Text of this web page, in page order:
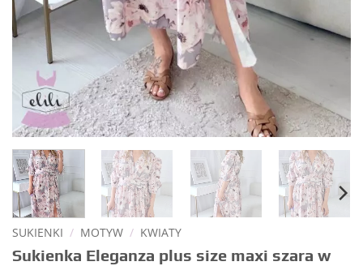
SUKIENKI / MOTYW / KWIATY
Sukienka Eleganza plus size maxi szara w